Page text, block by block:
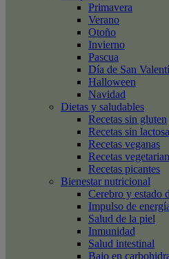
Primavera
Verano
Otoño
Invierno
Pascua
Día de San
Halloween
Navidad
Dietas y saludables
Recetas sin gluten
Recetas sin lactosa
Recetas veganas
Recetas
Recetas picantes
Bienestar nutricional
Cerebro y estado
Impulso de
Salud de la piel
Inmunidad
Salud intestinal
Bajo en